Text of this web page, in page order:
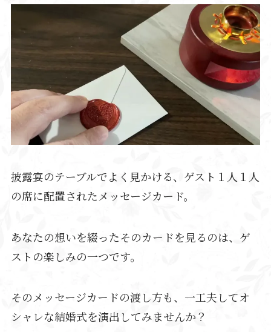
披露宴のテーブルでよく見かける、ゲスト１人１人
の席に配置されたメッセージカード。
あなたの想いを綴ったそのカードを見るのは、ゲ
ストの楽しみの一つです。
そのメッセージカードの渡し方も、一工夫してオ
シャレな結婚式を演出してみませんか？